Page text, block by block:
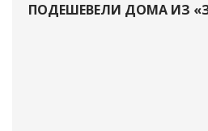
ПОДЕШЕВЕЛИ ДОМА ИЗ